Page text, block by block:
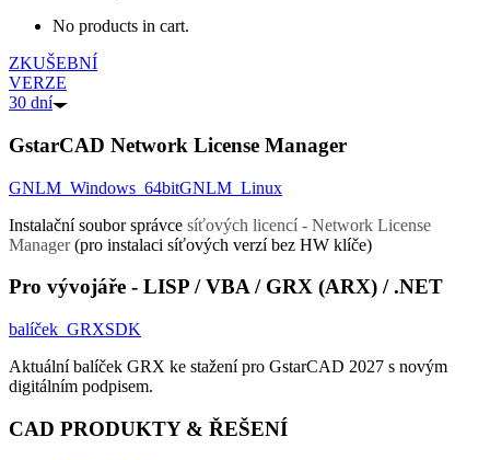
No products in cart.
ZKUŠEBNÍ
VERZE
30 dní
GstarCAD Network License Manager
GNLM_Windows_64bitGNLM_Linux
Instalační soubor správce síťových licencí - Network License
Manager(pro instalaci síťových verzí bez HW klíče)
Pro vývojáře - LISP / VBA / GRX (ARX) / .NET
balíček_GRXSDK
Aktuální balíček GRX ke stažení pro GstarCAD 2027 s novým
digitálním podpisem.
CAD PRODUKTY & ŘEŠENÍ